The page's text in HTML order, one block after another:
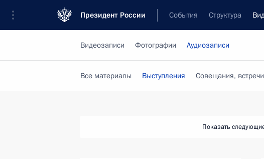
Президент России События Структура
Видеозаписи Фотографии Аудиозаписи
Все материалы Выступления Совещания, встречи
Показать